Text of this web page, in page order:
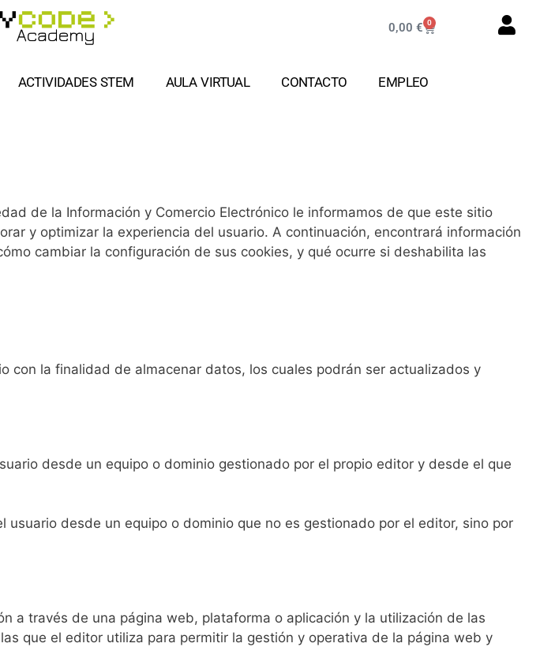
0,00€ 0
ACTIVIDADES STEM AULA VIRTUAL CONTACTO EMPLEO
de la Información y Comercio Electrónico le informamos de que este sitio
y optimizar la experiencia del usuario. A continuación, encontrará información
cambiar la configuración de sus cookies, y qué ocurre si deshabilita las
con la finalidad de almacenar datos, los cuales podrán ser actualizados y
desde un equipo o dominio gestionado por el propio editor y desde el que
desde un equipo o dominio que no es gestionado por el editor, sino por
a través de una página web, plataforma o aplicación y la utilización de las
que el editor utiliza para permitir la gestión y operativa de la página web y